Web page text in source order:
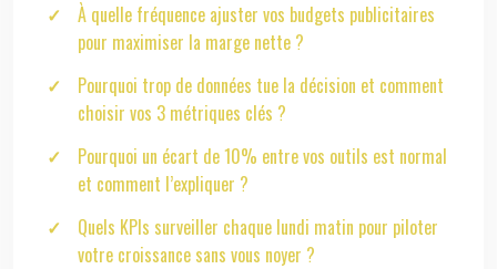
À quelle fréquence ajuster vos budgets publicitaires
pour maximiser la marge nette ?
Pourquoi trop de données tue la décision et comment
choisir vos 3 métriques clés ?
Pourquoi un écart de 10% entre vos outils est normal
et comment l’expliquer ?
Quels KPIs surveiller chaque lundi matin pour piloter
votre croissance sans vous noyer ?